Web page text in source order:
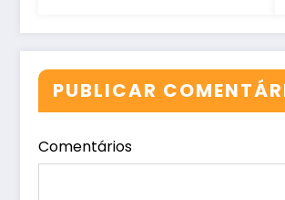
PUBLICAR
Comentários